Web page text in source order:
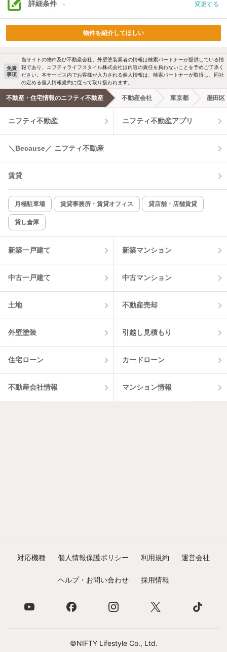
詳細条件 - 変更する
物件を紹介してほしい
免責
事項
当サイトの物件及び不動産会社、外壁塗装業者の情報は検索パートナーが提供している情
報であり、ニフティライフスタイル株式会社は内容の責任を負わないことを予めご了承く
ださい。本サービス内でお客様が入力される個人情報は、検索パートナーが取得し、同社
の定める個人情報規約に従って取り扱われます。
不動産・住宅情報のニフティ不動産 不動産会社 東京都 墨田区
ニフティ不動産 ニフティ不動産アプリ
＼Because／ ニフティ不動産
賃貸
月極駐車場 賃貸事務所・賃貸オフィス 貸店舗・店舗賃貸
貸し倉庫
新築一戸建て 新築マンション
中古一戸建て 中古マンション
土地 不動産売却
外壁塗装 引越し見積もり
住宅ローン カードローン
不動産会社情報 マンション情報
対応機種 個人情報保護ポリシー 利用規約 運営会社
ヘルプ・お問い合わせ 採用情報
©NIFTY Lifestyle Co., Ltd.